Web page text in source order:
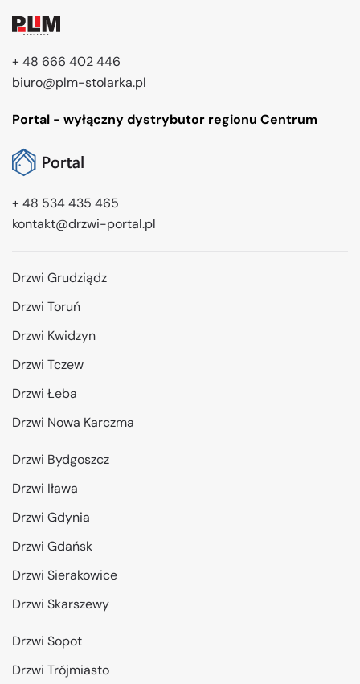
+ 48 666 402 446
biuro@plm-stolarka.pl
Portal - wyłączny dystrybutor regionu Centrum
+ 48 534 435 465
kontakt@drzwi-portal.pl
Drzwi Grudziądz
Drzwi Toruń
Drzwi Kwidzyn
Drzwi Tczew
Drzwi Łeba
Drzwi Nowa Karczma
Drzwi Bydgoszcz
Drzwi Iława
Drzwi Gdynia
Drzwi Gdańsk
Drzwi Sierakowice
Drzwi Skarszewy
Drzwi Sopot
Drzwi Trójmiasto